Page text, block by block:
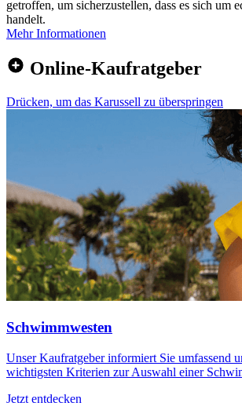
getroffen, um sicherzustellen, dass es sich um
handelt.
Mehr Informationen
Online-Kaufratgeber
Drücken, um das Karussell zu überspringen
Schwimmwesten
Unser Kaufratgeber informiert Sie umfassend
wichtigsten Kriterien zur Auswahl einer
Jetzt entdecken